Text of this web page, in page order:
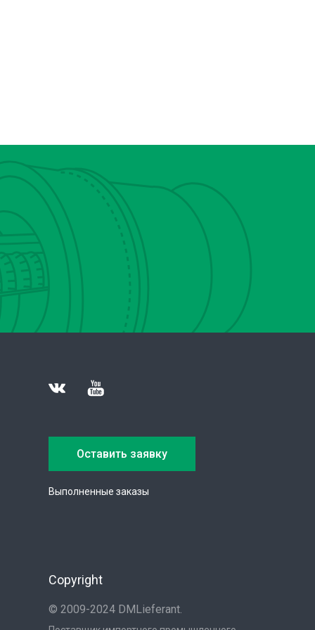
Оставить заявку
Выполненные заказы
Copyright
© 2009-2024 DMLieferant.